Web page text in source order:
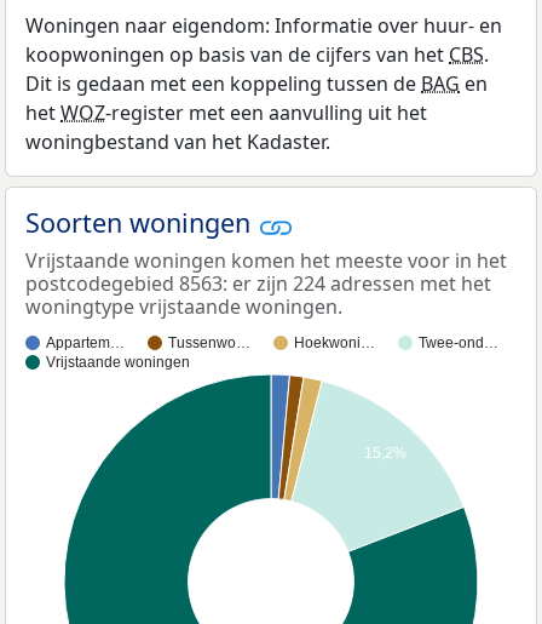
Woningen naar eigendom: Informatie over huur- en
koopwoningen op basis van de cijfers van het CBS.
Dit is gedaan met een koppeling tussen de BAG en
hetWOZ-register met een aanvulling uit het
woningbestand van het Kadaster.
Soorten woningen
Vrijstaande woningen komen het meeste voor in het
postcodegebied 8563: er zijn 224 adressen met het
woningtype vrijstaande woningen.
Appartem… Tussenwo… Hoekwoni…
Twee-ond…
Vrijstaande woningen
15,2%